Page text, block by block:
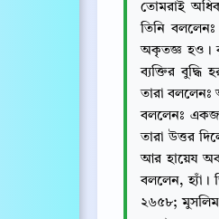
তোমরাই
তিনি
অকৃতজ্ঞ হও।
ব্যক্তির
তারা বললেনঃ
বললেনঃ
তারা উত্তর
আর হায়েয
বললেন, হ্যাঁ।
২৬৫৮;